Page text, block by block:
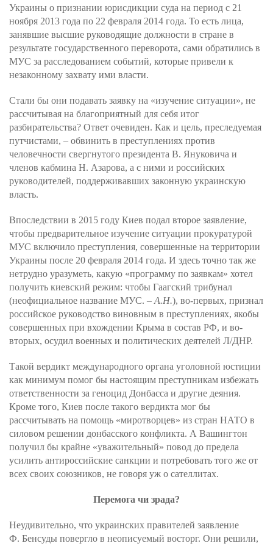
Украины о признании юрисдикции суда на период с 21
ноября 2013 года по 22 февраля 2014 года. То есть лица,
занявшие высшие руководящие должности в стране в
результате государственного переворота, сами обратились в
МУС за расследованием событий, которые привели к
незаконному захвату ими власти.
Стали бы они подавать заявку на «изучение ситуации», не
рассчитывая на благоприятный для себя итог
разбирательства? Ответ очевиден. Как и цель, преследуемая
путчистами, – обвинить в преступлениях против
человечности свергнутого президента В. Януковича и
членов кабмина Н. Азарова, а с ними и российских
руководителей, поддерживавших законную украинскую
власть.
Впоследствии в 2015 году Киев подал второе заявление,
чтобы предварительное изучение ситуации прокуратурой
МУС включило преступления, совершенные на территории
Украины после 20 февраля 2014 года. И здесь точно так же
нетрудно уразуметь, какую «программу по заявкам» хотел
получить киевский режим: чтобы Гаагский трибунал
(неофициальное название МУС. – А.Н.), во-первых, признал
российское руководство виновным в преступлениях, якобы
совершенных при вхождении Крыма в состав РФ, и во-
вторых, осудил военных и политических деятелей Л/ДНР.
Такой вердикт международного органа уголовной юстиции
как минимум помог бы настоящим преступникам избежать
ответственности за геноцид Донбасса и другие деяния.
Кроме того, Киев после такого вердикта мог бы
рассчитывать на помощь «миротворцев» из стран НАТО в
силовом решении донбасского конфликта. А Вашингтон
получил бы крайне «уважительный» повод до предела
усилить антироссийские санкции и потребовать того же от
всех своих союзников, не говоря уж о сателлитах.
Перемога чи зрада?
Неудивительно, что украинских правителей заявление
Ф. Бенсуды повергло в неописуемый восторг. Они решили,